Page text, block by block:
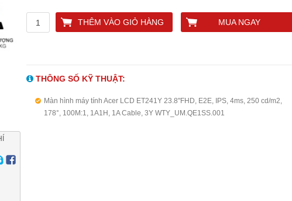
THÊM VÀO GIỎ HÀNG MUA NGAY
THÔNG SỐ KỸ THUẬT:
Màn hình máy tính Acer LCD ET241Y 23.8"FHD, E2E, IPS, 4ms, 250 cd/m2,
178°, 100M:1, 1A1H, 1A Cable, 3Y WTY_UM.QE1SS.001